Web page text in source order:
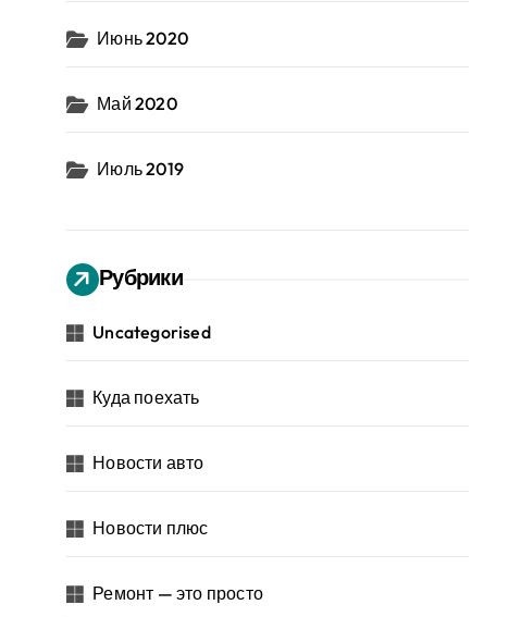
Июнь 2020
Май 2020
Июль 2019
Рубрики
Uncategorised
Куда поехать
Новости авто
Новости плюс
Ремонт — это просто